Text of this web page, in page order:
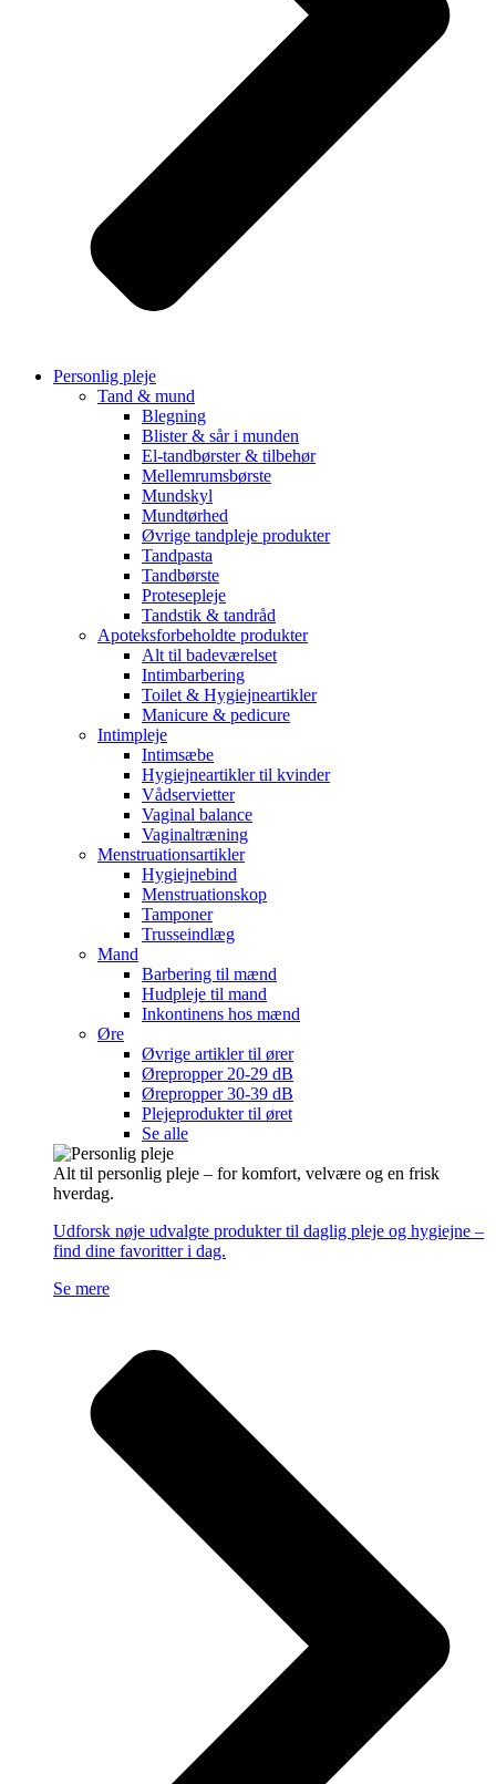
Personlig pleje
Tand & mund
Blegning
Blister & sår i munden
El-tandbørster & tilbehør
Mellemrumsbørste
Mundskyl
Mundtørhed
Øvrige tandpleje produkter
Tandpasta
Tandbørste
Protesepleje
Tandstik & tandråd
Apoteksforbeholdte produkter
Alt til badeværelset
Intimbarbering
Toilet & Hygiejneartikler
Manicure & pedicure
Intimpleje
Intimsæbe
Hygiejneartikler til kvinder
Vådservietter
Vaginal balance
Vaginaltræning
Menstruationsartikler
Hygiejnebind
Menstruationskop
Tamponer
Trusseindlæg
Mand
Barbering til mænd
Hudpleje til mand
Inkontinens hos mænd
Øre
Øvrige artikler til ører
Ørepropper 20-29 dB
Ørepropper 30-39 dB
Plejeprodukter til øret
Se alle
Alt til personlig pleje – for komfort, velvære og en frisk
hverdag.
Udforsk nøje udvalgte produkter til daglig pleje og hygiejne –
find dine favoritter i dag.
Se mere